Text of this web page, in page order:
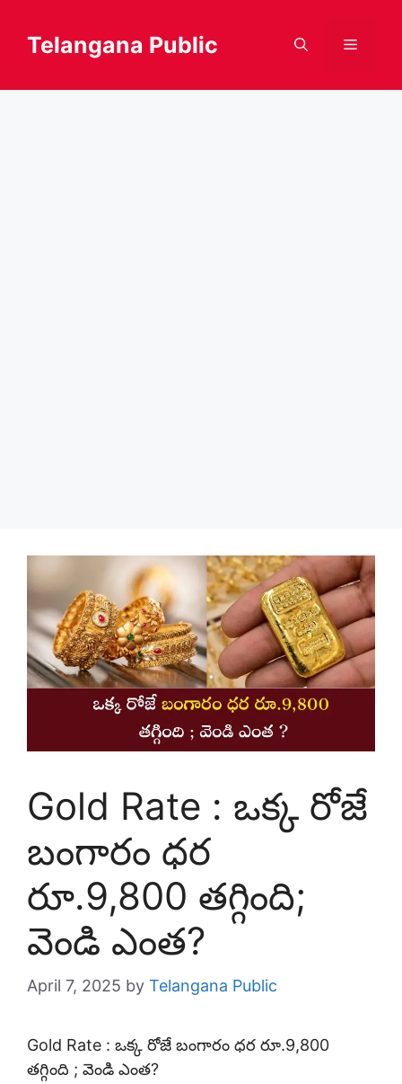
content
Telangana Public Menu
Gold Rate : ఒక్క రోజే
బంగారం ధర
రూ.9,800 తగ్గింది;
వెండి ఎంత?
April 7, 2025 by Telangana Public
Gold Rate : ఒక్క రోజే బంగారం ధర రూ.9,800
తగ్గింది ; వెండి ఎంత?